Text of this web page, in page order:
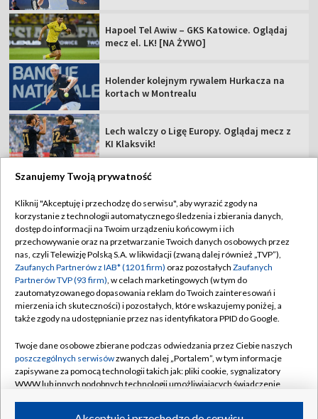
Hapoel Tel Awiw – GKS Katowice. Oglądaj
mecz el. LK! [NA ŻYWO]
Holender kolejnym rywalem Hurkacza na
kortach w Montrealu
Lech walczy o Ligę Europy. Oglądaj mecz z
KI Klaksvik!
TVP
Abonament TVP
Sklep TVP
Biuro Reklamy
Oferta Handlowa
Emisja w TVP
Rada Programowa
Ogłoszenia przetargowe
Regulamin TVP
Polityka prywatności
Moje zgody
Biuro reklamy
Kanały
©2026 Telewizja Polska Spółka Akcyjna w likwidacji
Szanujemy Twoją prywatność
Kliknij "Akceptuję i przechodzę do serwisu", aby wyrazić zgody na
korzystanie z technologii automatycznego śledzenia i zbierania danych,
dostęp do informacji na Twoim urządzeniu końcowym i ich
przechowywanie oraz na przetwarzanie Twoich danych osobowych przez
nas, czyli Telewizję Polską S.A. w likwidacji (zwaną dalej również „TVP”),
Zaufanych Partnerów z IAB* (1201 firm) oraz pozostałych Zaufanych
Partnerów TVP (93 firm), w celach marketingowych (w tym do
zautomatyzowanego dopasowania reklam do Twoich zainteresowań i
mierzenia ich skuteczności) i pozostałych, które wskazujemy poniżej, a
także zgody na udostępnianie przez nas identyfikatora PPID do Google.
Twoje dane osobowe zbierane podczas odwiedzania przez Ciebie naszych
poszczególnych serwisówzwanych dalej „Portalem”, w tym informacje
zapisywane za pomocą technologii takich jak: pliki cookie, sygnalizatory
WWW lub innych podobnych technologii umożliwiających świadczenie